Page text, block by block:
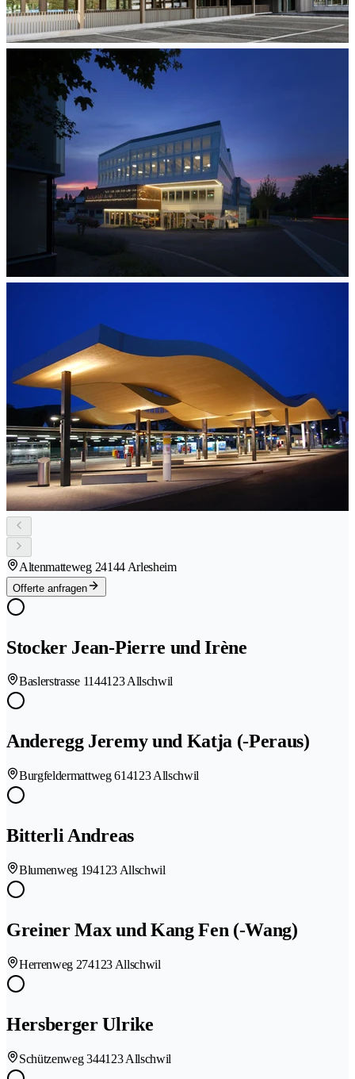
Altenmatteweg 24144 Arlesheim
Offerte anfragen
Stocker Jean-Pierre und Irène
Baslerstrasse 1144123 Allschwil
Anderegg Jeremy und Katja (-Peraus)
Burgfeldermattweg 614123 Allschwil
Bitterli Andreas
Blumenweg 194123 Allschwil
Greiner Max und Kang Fen (-Wang)
Herrenweg 274123 Allschwil
Hersberger Ulrike
Schützenweg 344123 Allschwil